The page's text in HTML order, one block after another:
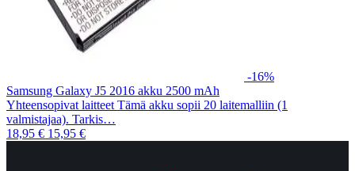
-16%
Samsung Galaxy J5 2016 akku 2500 mAh
Yhteensopivat laitteet Tämä akku sopii 20 laitemalliin (1
valmistajaa). Tarkis…
18,95 € 15,95 €